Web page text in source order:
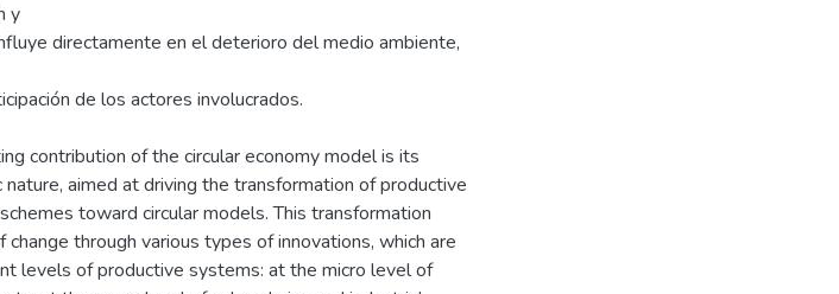
y
directamente en el deterioro del medio ambiente,
de los actores involucrados.
contribution of the circular economy model is its
aimed at driving the transformation of productive
toward circular models. This transformation
change through various types of innovations, which are
levels of productive systems: at the micro level of